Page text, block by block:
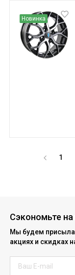
Новинка
1
Сэкономьте
Мы будем
акциях и скидках